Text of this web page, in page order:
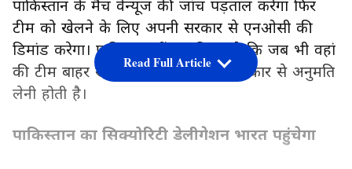
पाकिस्तान के मैच वेन्यूज की जांच पड़ताल करेगा फिर
टीम को खेलने के लिए अपनी सरकार से एनओसी की
डिमांड करेगा। पाकिस्तान में यह नियम है कि जब भी वहां
की टीम बाहर खेलने जाती है तो पहले सरकार से अनुमति
लेनी होती है।
पाकिस्तान का सिक्योरिटी डेलीगेशन भारत पहुंचेगा
Read Full Article